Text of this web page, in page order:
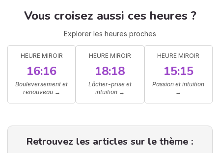
Vous croisez aussi ces heures ?
Explorer les heures proches
HEURE MIROIR
16:16
Bouleversement et
renouveau→
HEURE MIROIR
18:18
Lâcher-prise et
intuition→
HEURE MIROIR
15:15
Passion et intuition
→
Retrouvez les articles sur le thème :